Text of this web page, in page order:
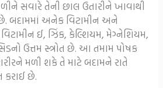
સવારે તેની છાલ ઉતારીને ખાવાથી
બદામમાં અનેક વિટામીન અને
ઈ, ઝિંક, કેલ્શિયમ, મેગ્નેશિયમ,
ઉત્તમ સ્ત્રોત છે. આ તમામ પોષક
મળી શકે તે માટે બદામને રાતે
કરાઈ છે.